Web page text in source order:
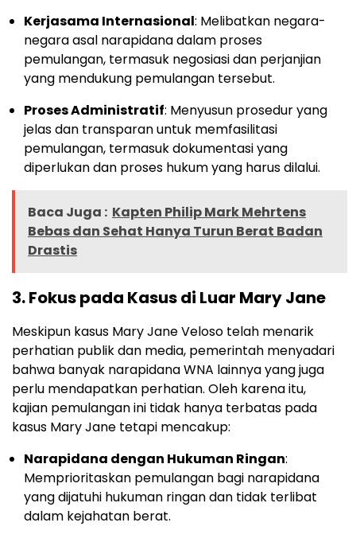
Kerjasama Internasional: Melibatkan negara-
negara asal narapidana dalam proses
pemulangan, termasuk negosiasi dan perjanjian
yang mendukung pemulangan tersebut.
Proses Administratif: Menyusun prosedur yang
jelas dan transparan untuk memfasilitasi
pemulangan, termasuk dokumentasi yang
diperlukan dan proses hukum yang harus dilalui.
Baca Juga : Kapten Philip Mark Mehrtens
Bebas dan Sehat Hanya Turun Berat Badan
Drastis
3.Fokus pada Kasus di Luar Mary Jane
Meskipun kasus Mary Jane Veloso telah menarik
perhatian publik dan media, pemerintah menyadari
bahwa banyak narapidana WNA lainnya yang juga
perlu mendapatkan perhatian. Oleh karena itu,
kajian pemulangan ini tidak hanya terbatas pada
kasus Mary Jane tetapi mencakup:
Narapidana dengan Hukuman Ringan:
Memprioritaskan pemulangan bagi narapidana
yang dijatuhi hukuman ringan dan tidak terlibat
dalam kejahatan berat.